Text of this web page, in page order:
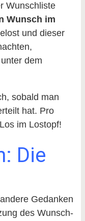
Wunschliste
Wunsch im
und dieser
dem
sobald man
hat. Pro
im Lostopf!
Die
Gedanken
des Wunsch-